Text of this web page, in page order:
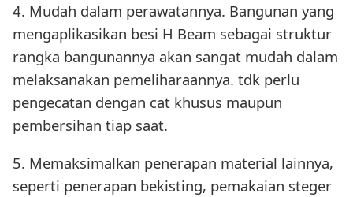
4. Mudah dalam perawatannya. Bangunan yang
mengaplikasikan besi H Beam sebagai struktur
rangka bangunannya akan sangat mudah dalam
melaksanakan pemeliharaannya. tdk perlu
pengecatan dengan cat khusus maupun
pembersihan tiap saat.
5. Memaksimalkan penerapan material lainnya,
seperti penerapan bekisting, pemakaian steger